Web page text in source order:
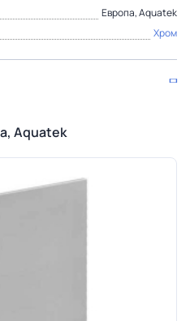
Европа, Aquatek
Хром
Aquatek